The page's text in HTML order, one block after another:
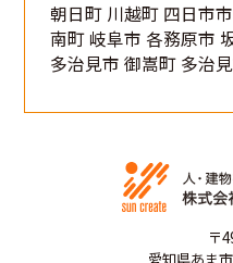
朝日町 川越町 四日市
南町 岐阜市 各務原市
多治見市 御嵩町 多治
〒